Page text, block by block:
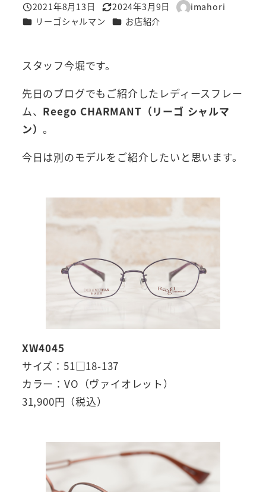
投稿日
2021年8月13日
更新日
2024年3月9日
著
imahori
カテゴリー
リーゴシャルマン カテゴリー
お店紹介
スタッフ今堀です。
先日のブログでもご紹介したレディースフレー
ム、 Reego CHARMANT（リーゴ シャルマ
ン）。
今日は別のモデルをご紹介したいと思います。
XW4045
サイズ：51□18-137
カラー：VO（ヴァイオレット）
31,900円（税込）